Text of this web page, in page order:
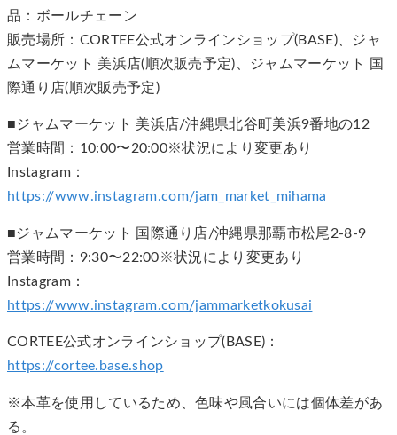
品：ボールチェーン
販売場所：CORTEE公式オンラインショップ(BASE)、ジャ
ムマーケット 美浜店(順次販売予定)、ジャムマーケット 国
際通り店(順次販売予定)
■ジャムマーケット 美浜店/沖縄県北谷町美浜9番地の12
営業時間：10:00〜20:00※状況により変更あり
Instagram：
https://www.instagram.com/jam_market_mihama
■ジャムマーケット 国際通り店/沖縄県那覇市松尾2-8-9
営業時間：9:30〜22:00※状況により変更あり
Instagram：
https://www.instagram.com/jammarketkokusai
CORTEE公式オンラインショップ(BASE)：
https://cortee.base.shop
※本革を使用しているため、色味や風合いには個体差があ
る。